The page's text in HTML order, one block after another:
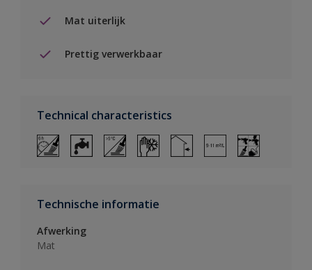
Mat uiterlijk
Prettig verwerkbaar
Technical characteristics
Technische informatie
Afwerking
Mat